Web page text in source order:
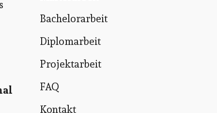
Bachelorarbeit
Diplomarbeit
Projektarbeit
FAQ
Kontakt